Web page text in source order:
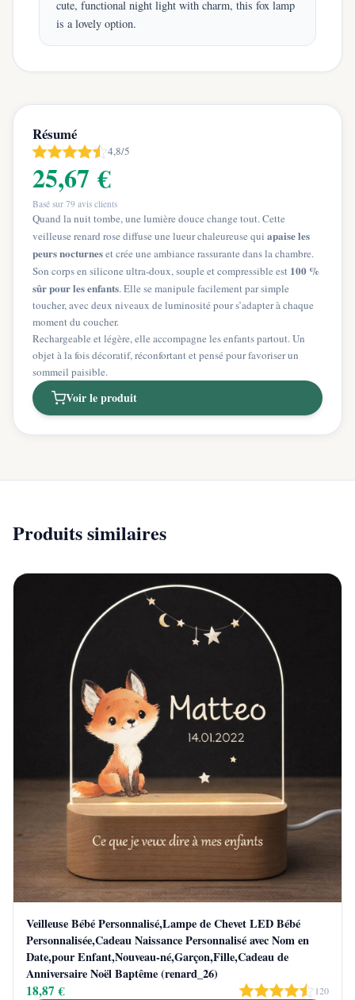
cute, functional night light with charm, this fox lamp
is a lovely option.
Résumé
4,8/5
25,67 €
Basé sur 79 avis clients
Quand la nuit tombe, une lumière douce change tout. Cette
veilleuse renard rose diffuse une lueur chaleureuse qui apaise les
peurs nocturneset crée une ambiance rassurante dans la chambre.
Son corps en silicone ultra-doux, souple et compressible est 100 %
sûr pour les enfants. Elle se manipule facilement par simple
toucher, avec deux niveaux de luminosité pour s’adapter à chaque
moment du coucher.
Rechargeable et légère, elle accompagne les enfants partout. Un
objet à la fois décoratif, réconfortant et pensé pour favoriser un
sommeil paisible.
Voir le produit
Produits similaires
Veilleuse Bébé Personnalisé,Lampe de Chevet LED Bébé
Personnalisée,Cadeau Naissance Personnalisé avec Nom en
Date,pour Enfant,Nouveau-né,Garçon,Fille,Cadeau de
Anniversaire Noël Baptême (renard_26)
18,87 € 120